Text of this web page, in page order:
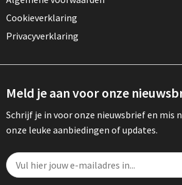
Cookieverklaring
Privacyverklaring
Meld je aan voor onze
Schrijf je in voor onze nieuwsbrief en mis
onze leuke aanbiedingen of updates.